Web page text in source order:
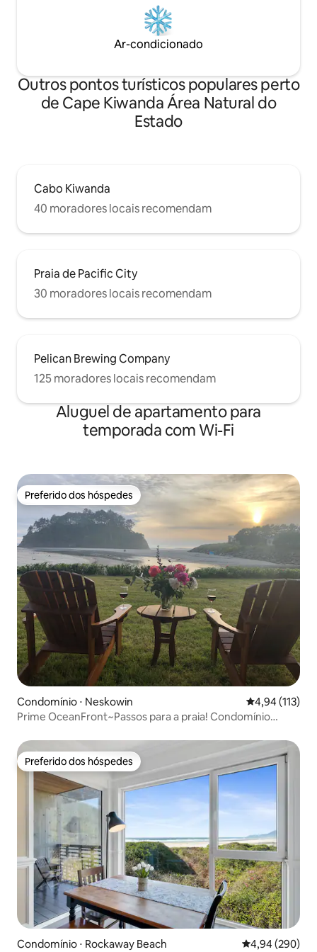
Ar-condicionado
Outros pontos turísticos populares perto
de Cape Kiwanda Área Natural do
Estado
Cabo Kiwanda
40 moradores locais recomendam
Praia de Pacific City
30 moradores locais recomendam
Pelican Brewing Company
125 moradores locais recomendam
Aluguel de apartamento para
temporada com Wi-Fi
Preferido dos hóspedes
Preferido dos hóspedes
Condomínio ⋅ Neskowin 4,94 de uma
4,94 (113)
Prime OceanFront~Passos para a praia! Condomínio
Preferido dos hóspedes
Preferido dos hóspedes
Condomínio ⋅ Rockaway Beach 4,94 de uma
4,94 (290)